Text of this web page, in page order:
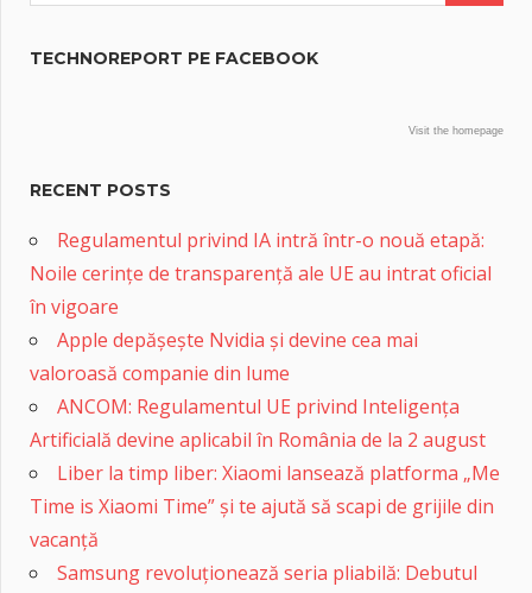
TECHNOREPORT PE FACEBOOK
Visit the homepage
RECENT POSTS
Regulamentul privind IA intră într-o nouă etapă:
Noile cerințe de transparență ale UE au intrat oficial
în vigoare
Apple depășește Nvidia și devine cea mai
valoroasă companie din lume
ANCOM: Regulamentul UE privind Inteligența
Artificială devine aplicabil în România de la 2 august
Liber la timp liber: Xiaomi lansează platforma „Me
Time is Xiaomi Time” și te ajută să scapi de grijile din
vacanță
Samsung revoluționează seria pliabilă: Debutul